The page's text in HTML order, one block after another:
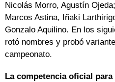
Nicolás Morro, Agustín
Marcos Astina, Iñaki
Gonzalo Aquilino. En los
rotó nombres y probó
campeonato.
La competencia oficial